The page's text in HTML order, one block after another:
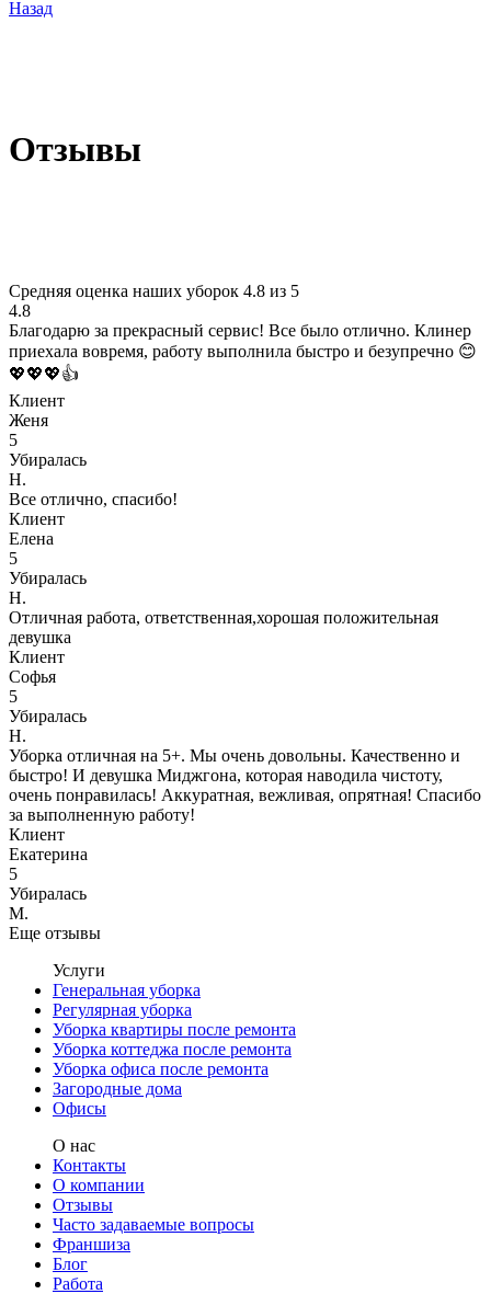
Назад
Отзывы
Средняя оценка наших уборок 4.8 из 5
4.8
Благодарю за прекрасный сервис! Все было отлично. Клинер
приехала вовремя, работу выполнила быстро и безупречно 😊
💖💖💖👍
Клиент
Женя
5
Убиралась
Н.
Все отлично, спасибо!
Клиент
Елена
5
Убиралась
Н.
Отличная работа, ответственная,хорошая положительная
девушка
Клиент
Софья
5
Убиралась
Н.
Уборка отличная на 5+. Мы очень довольны. Качественно и
быстро! И девушка Миджгона, которая наводила чистоту,
очень понравилась! Аккуратная, вежливая, опрятная! Спасибо
за выполненную работу!
Клиент
Екатерина
5
Убиралась
М.
Еще отзывы
Услуги
Генеральная уборка
Регулярная уборка
Уборка квартиры после ремонта
Уборка коттеджа после ремонта
Уборка офиса после ремонта
Загородные дома
Офисы
О нас
Контакты
О компании
Отзывы
Часто задаваемые вопросы
Франшиза
Блог
Работа